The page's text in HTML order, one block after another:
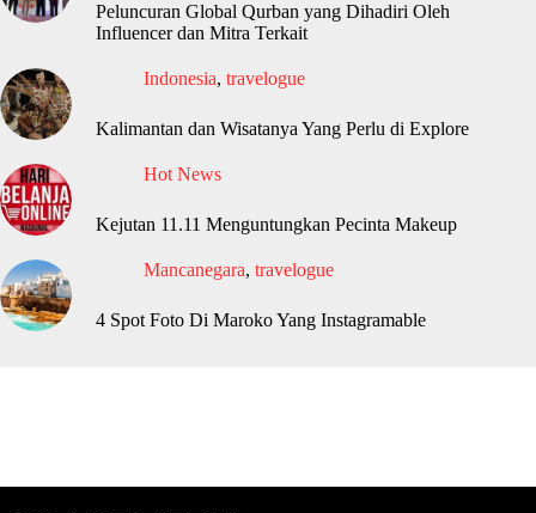
Peluncuran Global Qurban yang Dihadiri Oleh
Influencer dan Mitra Terkait
Indonesia, travelogue
Kalimantan dan Wisatanya Yang Perlu di Explore
Hot News
Kejutan 11.11 Menguntungkan Pecinta Makeup
Mancanegara, travelogue
4 Spot Foto Di Maroko Yang Instagramable